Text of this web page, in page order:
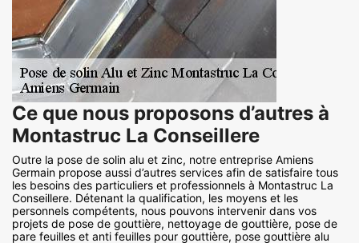
Ce que nous proposons d’autres à
Montastruc La Conseillere
Outre la pose de solin alu et zinc, notre entreprise Amiens
Germain propose aussi d’autres services afin de satisfaire tous
les besoins des particuliers et professionnels à Montastruc La
Conseillere. Détenant la qualification, les moyens et les
personnels compétents, nous pouvons intervenir dans vos
projets de pose de gouttière, nettoyage de gouttière, pose de
pare feuilles et anti feuilles pour gouttière, pose gouttière alu